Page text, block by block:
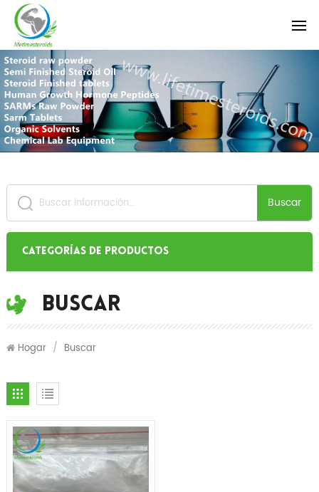
Buscar
Categorías de productos
Buscar
Hogar / Buscar